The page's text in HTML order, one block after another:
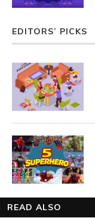
EDITORS’ PICKS
FACEBOOK FEED
READ ALSO